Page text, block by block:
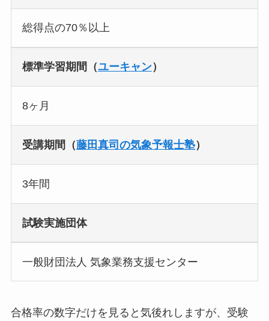
総得点の70％以上
標準学習期間（ユーキャン）
8ヶ月
受講期間（藤田真司の気象予報士塾）
3年間
試験実施団体
一般財団法人 気象業務支援センター
合格率の数字だけを見ると気後れしますが、受験